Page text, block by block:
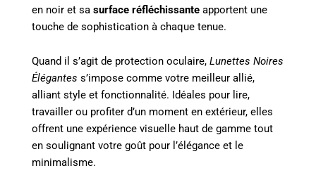
en noir et sa surface réfléchissante apportent une
touche de sophistication à chaque tenue.
Quand il s’agit de protection oculaire, Lunettes Noires
Élégantes s’impose comme votre meilleur allié,
alliant style et fonctionnalité. Idéales pour lire,
travailler ou profiter d’un moment en extérieur, elles
offrent une expérience visuelle haut de gamme tout
en soulignant votre goût pour l’élégance et le
minimalisme.